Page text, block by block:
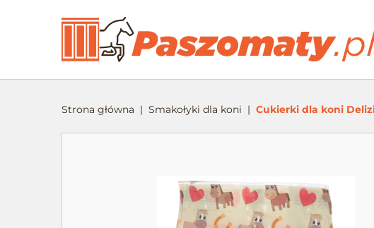
Strona główna Smakołyki dla koni Cukierki dla koni